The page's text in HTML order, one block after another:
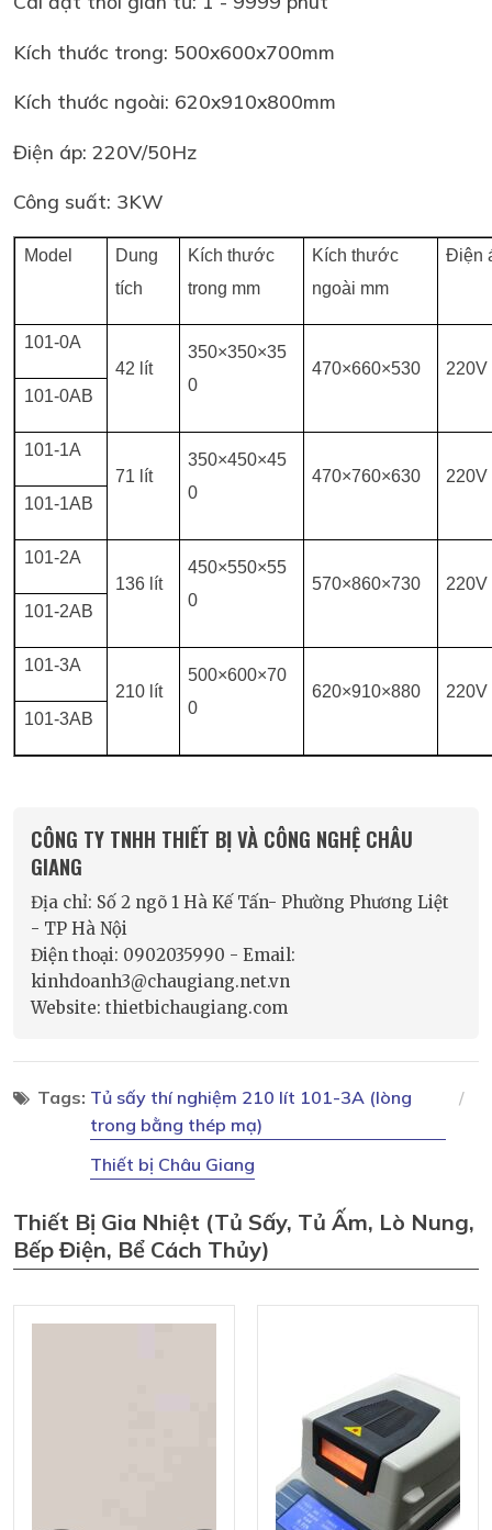
Kích thước trong: 500x600x700mm
Kích thước ngoài: 620x910x800mm
Điện áp: 220V/50Hz
Công suất: 3KW
Model
Dung
tích
Kích thước
trong mm
Kích thước
ngoài mm
Điện
101-0A
42 lít
350×350×35
0
470×660×530
220V
101-0AB
101-1A
71 lít
350×450×45
0
470×760×630
220V
101-1AB
101-2A
136 lít
450×550×55
0
570×860×730
220V
101-2AB
101-3A
210 lít
500×600×70
0
620×910×880
220V
101-3AB
CÔNG TY TNHH THIẾT BỊ VÀ CÔNG NGHỆ CHÂU
GIANG
Địa chỉ: Số 2 ngõ 1 Hà Kế Tấn- Phường Phương Liệt
- TP Hà Nội
Điện thoại: 0902035990 - Email:
kinhdoanh3@chaugiang.net.vn
Website: thietbichaugiang.com
Tags: Tủ sấy thí nghiệm 210 lít 101-3A (lòng
trong bằng thép mạ)
Thiết bị Châu Giang
Thiết Bị Gia Nhiệt (tủ Sấy, Tủ Ấm, Lò Nung,
Bếp Điện, Bể Cách Thủy)